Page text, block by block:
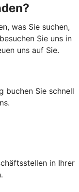
was Sie suchen,
Sie uns in
uns auf Sie.
buchen Sie schnell
in Ihrer